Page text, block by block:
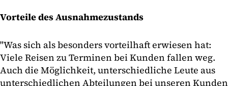
Vorteile des Ausnahmezustands
"Was sich als besonders vorteilhaft erwiesen hat:
Viele Reisen zu Terminen bei Kunden fallen weg.
Auch die Möglichkeit, unterschiedliche Leute aus
unterschiedlichen Abteilungen bei unseren Kunden